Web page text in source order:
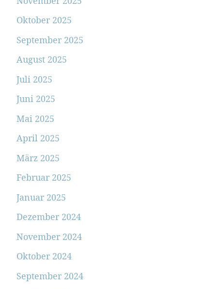
Oktober 2025
September 2025
August 2025
Juli 2025
Juni 2025
Mai 2025
April 2025
März 2025
Februar 2025
Januar 2025
Dezember 2024
November 2024
Oktober 2024
September 2024